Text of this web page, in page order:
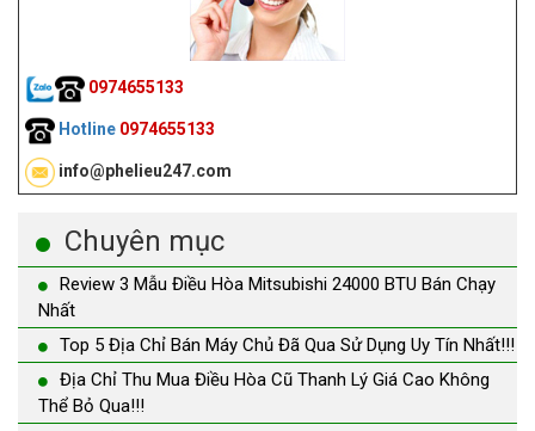
0974655133
Hotline 0974655133
info@phelieu247.com
Chuyên mục
Review 3 Mẫu Điều Hòa Mitsubishi 24000 BTU Bán Chạy
Nhất
Top 5 Địa Chỉ Bán Máy Chủ Đã Qua Sử Dụng Uy Tín Nhất!!!
Địa Chỉ Thu Mua Điều Hòa Cũ Thanh Lý Giá Cao Không
Thể Bỏ Qua!!!